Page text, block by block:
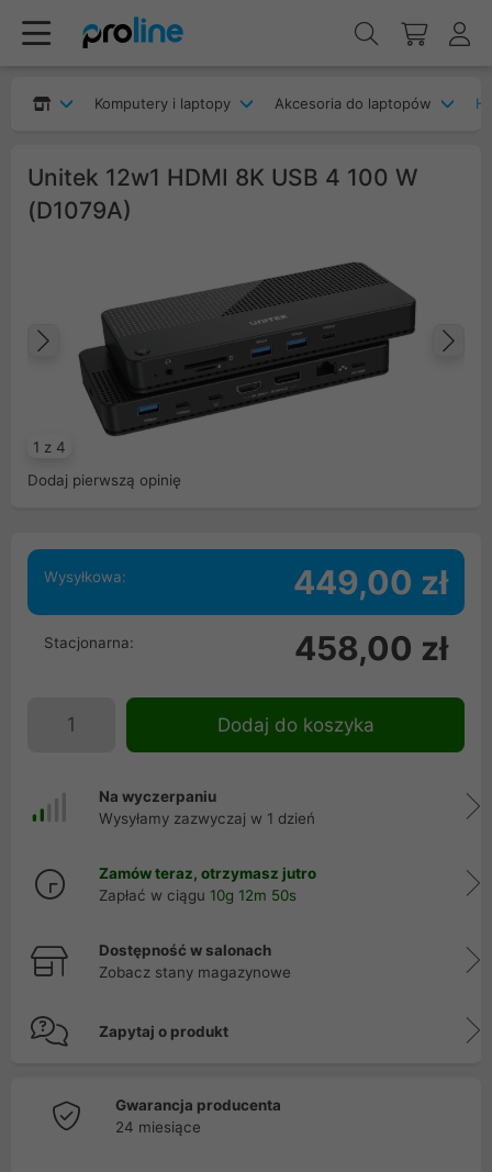
Komputery i laptopy Akcesoria do laptopów
Unitek 12w1 HDMI 8K USB 4 100 W
(D1079A)
1 z 4
Poprzedni
Dodaj pierwszą opinię
Wysyłkowa: 449,00 zł
Stacjonarna: 458,00 zł
Dodaj do koszyka
Na wyczerpaniu
Wysyłamy zazwyczaj w 1 dzień
Zamów teraz, otrzymasz jutro
Zapłać w ciągu 10g 12m 49s
Dostępność w salonach
Zobacz stany magazynowe
Zapytaj o produkt
Gwarancja producenta
24 miesiące